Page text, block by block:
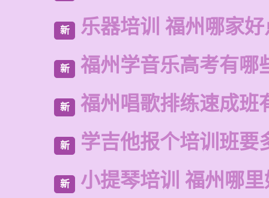
新 乐器培训 福州哪家
新 福州学音乐高考有哪
新 福州唱歌排练速成班
新 学吉他报个培训班要
新 小提琴培训 福州哪